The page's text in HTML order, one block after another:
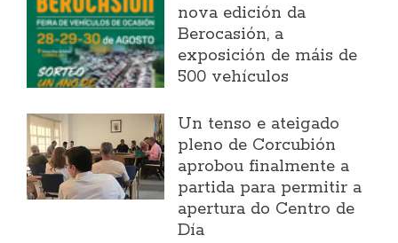
nova edición da
Berocasión, a
exposición de máis de
500 vehículos
Un tenso e ateigado
pleno de Corcubión
aprobou finalmente a
partida para permitir a
apertura do Centro de
Día